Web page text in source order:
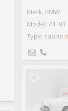
Merk: BMW
Model: Z1 '91
Type: cabrio